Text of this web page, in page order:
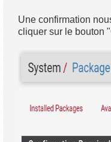
Une confirmation
cliquer sur le bouton